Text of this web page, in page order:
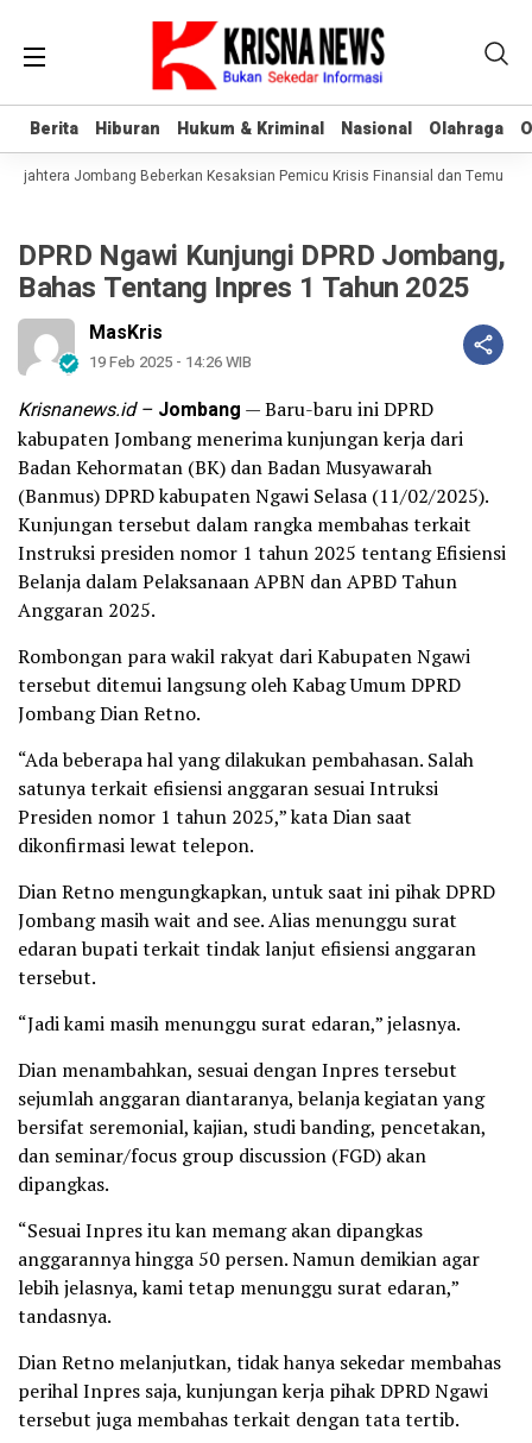
Berita Hiburan Hukum & Kriminal Nasional Olahraga
Berita Hiburan Hukum & Kriminal Nasional Olahraga
Sejahtera Jombang Beberkan Kesaksian Pemicu Krisis Finansial dan Temuan
DPRD Ngawi Kunjungi DPRD Jombang,
Bahas Tentang Inpres 1 Tahun 2025
MasKris
19 Feb 2025 - 14:26 WIB
Krisnanews.id – Jombang — Baru-baru ini DPRD
kabupaten Jombang menerima kunjungan kerja dari
Badan Kehormatan (BK) dan Badan Musyawarah
(Banmus) DPRD kabupaten Ngawi Selasa (11/02/2025).
Kunjungan tersebut dalam rangka membahas terkait
Instruksi presiden nomor 1 tahun 2025 tentang Efisiensi
Belanja dalam Pelaksanaan APBN dan APBD Tahun
Anggaran 2025.
Rombongan para wakil rakyat dari Kabupaten Ngawi
tersebut ditemui langsung oleh Kabag Umum DPRD
Jombang Dian Retno.
“Ada beberapa hal yang dilakukan pembahasan. Salah
satunya terkait efisiensi anggaran sesuai Intruksi
Presiden nomor 1 tahun 2025,” kata Dian saat
dikonfirmasi lewat telepon.
Dian Retno mengungkapkan, untuk saat ini pihak DPRD
Jombang masih wait and see. Alias menunggu surat
edaran bupati terkait tindak lanjut efisiensi anggaran
tersebut.
“Jadi kami masih menunggu surat edaran,” jelasnya.
Dian menambahkan, sesuai dengan Inpres tersebut
sejumlah anggaran diantaranya, belanja kegiatan yang
bersifat seremonial, kajian, studi banding, pencetakan,
dan seminar/focus group discussion (FGD) akan
dipangkas.
“Sesuai Inpres itu kan memang akan dipangkas
anggarannya hingga 50 persen. Namun demikian agar
lebih jelasnya, kami tetap menunggu surat edaran,”
tandasnya.
Dian Retno melanjutkan, tidak hanya sekedar membahas
perihal Inpres saja, kunjungan kerja pihak DPRD Ngawi
tersebut juga membahas terkait dengan tata tertib.